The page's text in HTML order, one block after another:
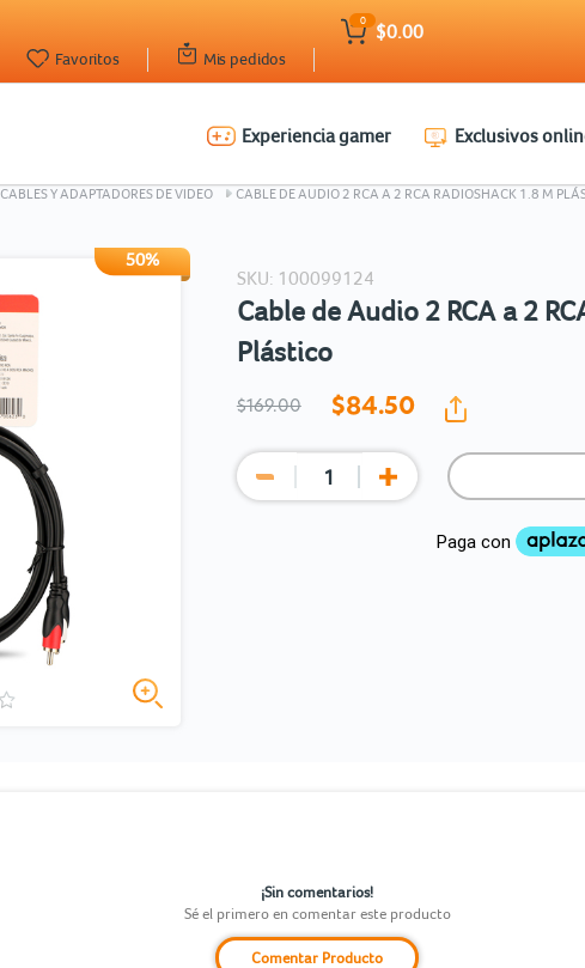
Mis pedidos
Favoritos
0
$0.00
Experiencia gamer Exclusivos
CABLES Y ADAPTADORES DE VIDEO CABLE DE AUDIO 2 RCA A 2 RCA RADIOSHACK 1.8 M
50%
SKU: 100099124
Cable de Audio 2 RCA a 2
Plástico
$169.00 $84.50
Ingresar Codigo Postal
¡Sin comentarios!
Sé el primero en comentar este producto
Comentar Producto